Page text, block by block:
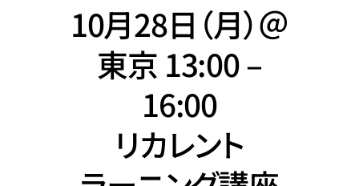
10月28日（月）＠
東京 13:00 –
16:00
リカレント